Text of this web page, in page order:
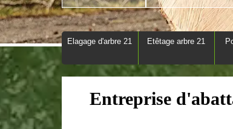
Elagage d'arbre 21 Etêtage arbre 21
Entreprise